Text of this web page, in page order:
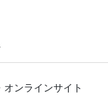
ンラインサイト